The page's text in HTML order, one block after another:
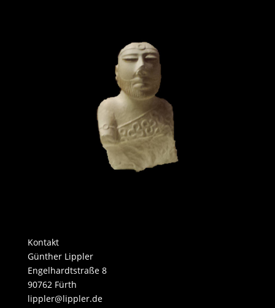
Kontakt
​​Günther Lippler
Engelhardtstraße 8
90762 Fürth
​lippler@lippler.de